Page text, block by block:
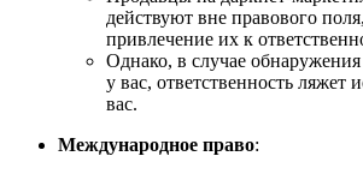
действуют вне правового
привлечение их к
Однако, в случае обнаружения
у вас, ответственность ляжет
вас.
Международное право: